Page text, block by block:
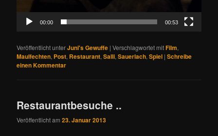
00:00 00:53
Veröffentlicht unterJuni's Gewuffe |Verschlagwortet mitFilm,
Maulfechten, Post, Restaurant,Salli,Sauerlach,Spiel |Schreibe
einen Kommentar
Restaurantbesuche ..
Veröffentlicht am23. Januar 2013